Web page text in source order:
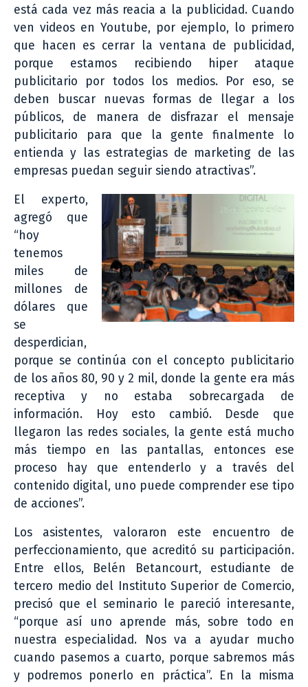
está cada vez más reacia a la publicidad. Cuando
ven videos en Youtube, por ejemplo, lo primero
que hacen es cerrar la ventana de publicidad,
porque estamos recibiendo hiper ataque
publicitario por todos los medios. Por eso, se
deben buscar nuevas formas de llegar a los
públicos, de manera de disfrazar el mensaje
publicitario para que la gente finalmente lo
entienda y las estrategias de marketing de las
empresas puedan seguir siendo atractivas”.
El experto,
agregó que
“hoy
tenemos
miles de
millones de
dólares que
se
desperdician,
porque se continúa con el concepto publicitario
de los años 80, 90 y 2 mil, donde la gente era más
receptiva y no estaba sobrecargada de
información. Hoy esto cambió. Desde que
llegaron las redes sociales, la gente está mucho
más tiempo en las pantallas, entonces ese
proceso hay que entenderlo y a través del
contenido digital, uno puede comprender ese tipo
de acciones”.
Los asistentes, valoraron este encuentro de
perfeccionamiento, que acreditó su participación.
Entre ellos, Belén Betancourt, estudiante de
tercero medio del Instituto Superior de Comercio,
precisó que el seminario le pareció interesante,
“porque así uno aprende más, sobre todo en
nuestra especialidad. Nos va a ayudar mucho
cuando pasemos a cuarto, porque sabremos más
y podremos ponerlo en práctica”. En la misma